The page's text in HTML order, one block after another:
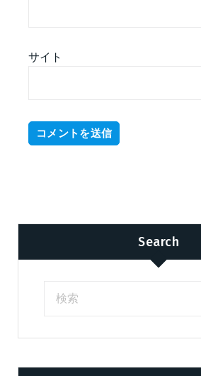
サイト
Search